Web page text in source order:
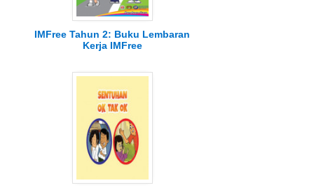
IMFree Tahun 2: Buku Lembaran
Kerja IMFree